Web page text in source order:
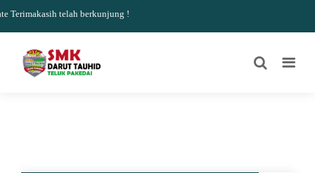
telah berkunjung !